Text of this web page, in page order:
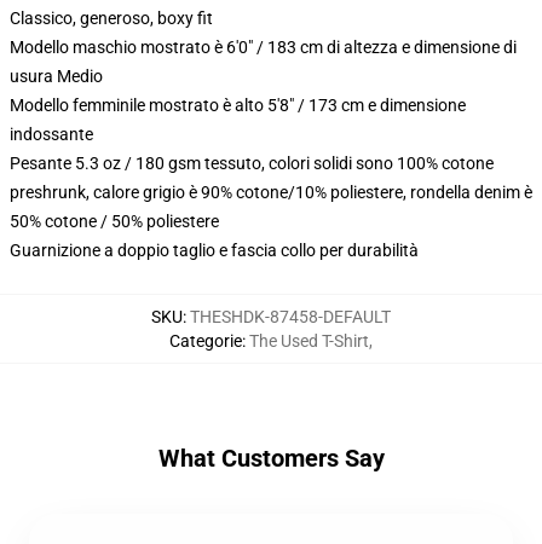
Classico, generoso, boxy fit
Modello maschio mostrato è 6'0" / 183 cm di altezza e dimensione di
usura Medio
Modello femminile mostrato è alto 5'8" / 173 cm e dimensione
indossante
Pesante 5.3 oz / 180 gsm tessuto, colori solidi sono 100% cotone
preshrunk, calore grigio è 90% cotone/10% poliestere, rondella denim è
50% cotone / 50% poliestere
Guarnizione a doppio taglio e fascia collo per durabilità
SKU:THESHDK-87458-DEFAULT
Categorie:The Used T-Shirt,
What Customers Say